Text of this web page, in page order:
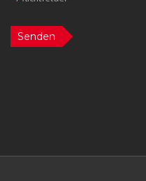
Senden